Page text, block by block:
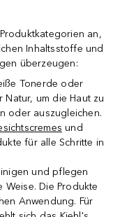
an,
Inhaltsstoffe und
überzeugen:
Tonerde oder
um die Haut zu
oder auszugleichen.
und
für alle Schritte in
und pflegen
Die Produkte
Anwendung. Für